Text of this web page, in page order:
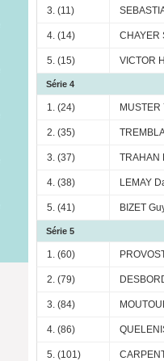
3. (11)
4. (14) CHAYER
5. (15) VICTOR
Série 4
1. (24) MUSTER
2. (35)
3. (37) TRAHAN
4. (38) LEMAY
5. (41) BIZET
Série 5
1. (60)
2. (79)
3. (84)
4. (86)
5. (101)